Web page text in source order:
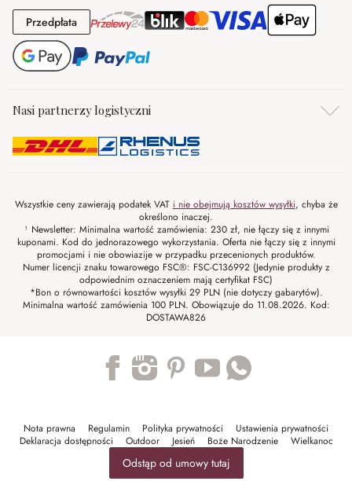
PrzedpłataPrzedpłata
Nasi partnerzy logistyczni
Wszystkie ceny zawierają podatek VAT i nie obejmują kosztów wysyłki, chyba że
określono inaczej.
¹ Newsletter: Minimalna wartość zamówienia: 230 zł, nie łączy się z innymi
kuponami. Kod do jednorazowego wykorzystania. Oferta nie łączy się z innymi
promocjami i nie obowiazije w przypadku przecenionych produktów.
Numer licencji znaku towarowego FSC®: FSC-C136992 (Jedynie produkty z
odpowiednim oznaczeniem mają certyfikat FSC)
*Bon o równowartości kosztów wysyłki 29 PLN (nie dotyczy gabarytów).
Minimalna wartość zamówienia 100 PLN. Obowiązuje do 11.08.2026. Kod:
DOSTAWA826
Nota prawna Regulamin Polityka prywatności
Ustawienia prywatności
Deklaracja dostępności
Outdoor Jesień Boże Narodzenie Wielkanoc
Odstąp od umowy tutaj